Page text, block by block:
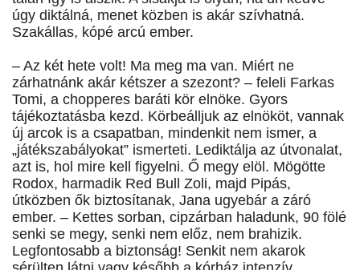
úgy diktálná, menet közben is akár szívhatná.
Szakállas, kópé arcú ember.
– Az két hete volt! Ma meg ma van. Miért ne
zárhatnánk akár kétszer a szezont? – feleli Farkas
Tomi, a chopperes baráti kör elnöke. Gyors
tájékoztatásba kezd. Körbeálljuk az elnököt, vannak
új arcok is a csapatban, mindenkit nem ismer, a
„játékszabályokat” ismerteti. Lediktálja az útvonalat,
azt is, hol mire kell figyelni. Ő megy elöl. Mögötte
Rodox, harmadik Red Bull Zoli, majd Pipás,
útközben ők biztosítanak, Jana ugyebár a záró
ember. – Kettes sorban, cipzárban haladunk, 90 fölé
senki se megy, senki nem előz, nem brahizik.
Legfontosabb a biztonság! Senkit nem akarok